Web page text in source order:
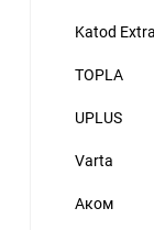
Katod
TOPLA
UPLUS
Varta
Аком